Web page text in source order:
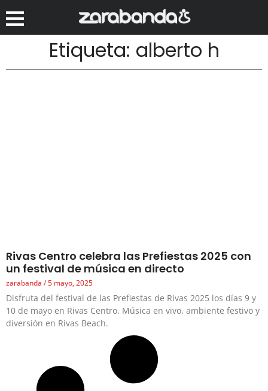
Etiqueta: alberto h
Rivas Centro celebra las Prefiestas 2025 con
un festival de música en directo
zarabanda 5 mayo, 2025
Disfruta del festival de las Prefiestas de Rivas 2025 los días 9 y
10 de mayo en Rivas Centro. Música en vivo, ambiente festivo y
diversión en Rivas Beach.